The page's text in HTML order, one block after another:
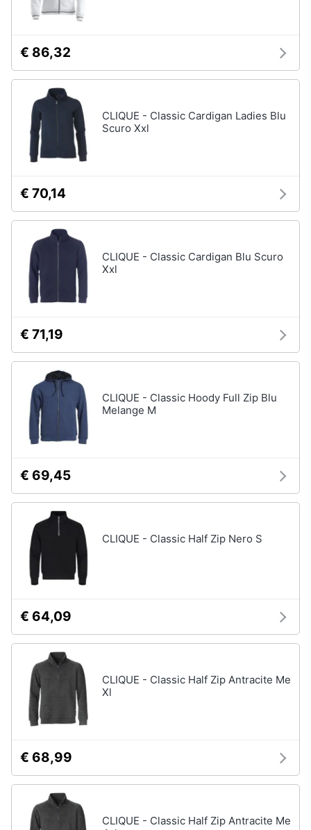
€ 86,32
CLIQUE - Classic Cardigan Ladies Blu
Scuro Xxl
€ 70,14
CLIQUE - Classic Cardigan Blu Scuro
Xxl
€ 71,19
CLIQUE - Classic Hoody Full Zip Blu
Melange M
€ 69,45
CLIQUE - Classic Half Zip Nero S
€ 64,09
CLIQUE - Classic Half Zip Antracite Me
Xl
€ 68,99
CLIQUE - Classic Half Zip Antracite Me